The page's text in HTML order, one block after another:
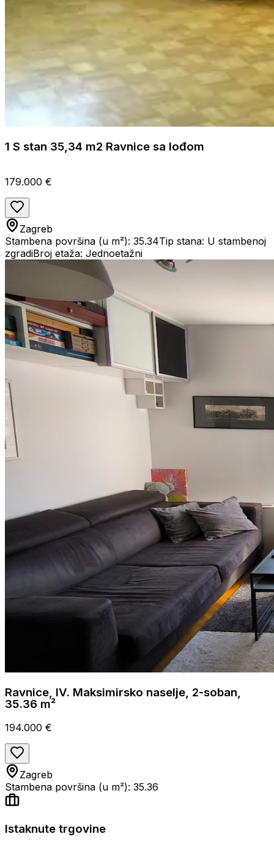
1 S stan 35,34 m2 Ravnice sa lođom
179.000 €
Zagreb
Stambena površina (u m²): 35.34Tip stana: U stambenoj
zgradiBroj etaža: Jednoetažni
Ravnice, IV. Maksimirsko naselje, 2-soban,
35.36 m²
194.000 €
Zagreb
Stambena površina (u m²): 35.36
Istaknute trgovine